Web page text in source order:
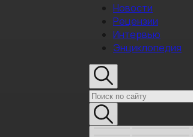
Новости
Рецензии
Интервью
Энциклопедия